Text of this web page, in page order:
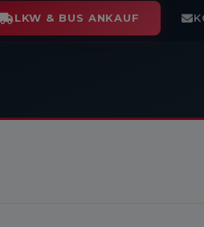
LKW & BUS ANKAUF